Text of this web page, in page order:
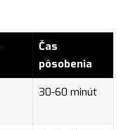
Čas
pôsobenia
30-60 minút